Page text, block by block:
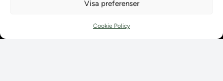
Visa preferenser
Cookie Policy
Kontaktuppgifter till lärosätenas Ladoksupport
Kontaktuppgifter till Ladokkonsortiet